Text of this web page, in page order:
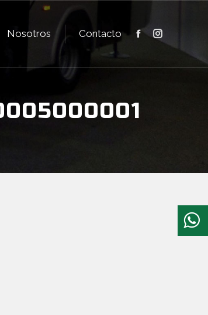
Nosotros Contacto
FacebookInstagram
Facebook